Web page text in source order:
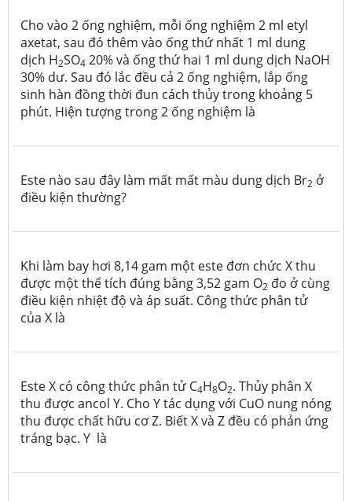
Cho vào 2 ống nghiệm, mỗi ống nghiệm 2 ml etyl
axetat, sau đó thêm vào ống thứ nhất 1 ml dung
dịch H2SO4 20% và ống thứ hai 1 ml dung dịch NaOH
30% dư. Sau đó lắc đều cả 2 ống nghiệm, lắp ống
sinh hàn đồng thời đun cách thủy trong khoảng 5
phút. Hiện tượng trong 2 ống nghiệm là
Este nào sau đây làm mất mất màu dung dịch Br2 ở
điều kiện thường?
Khi làm bay hơi 8,14 gam một este đơn chức X thu
được một thể tích đúng bằng 3,52 gam O2 đo ở cùng
điều kiện nhiệt độ và áp suất. Công thức phân tử
của X là
Este X có công thức phân tử C4H8O2. Thủy phân X
thu được ancol Y. Cho Y tác dụng với CuO nung nóng
thu được chất hữu cơ Z. Biết X và Z đều có phản ứng
tráng bạc. Y là